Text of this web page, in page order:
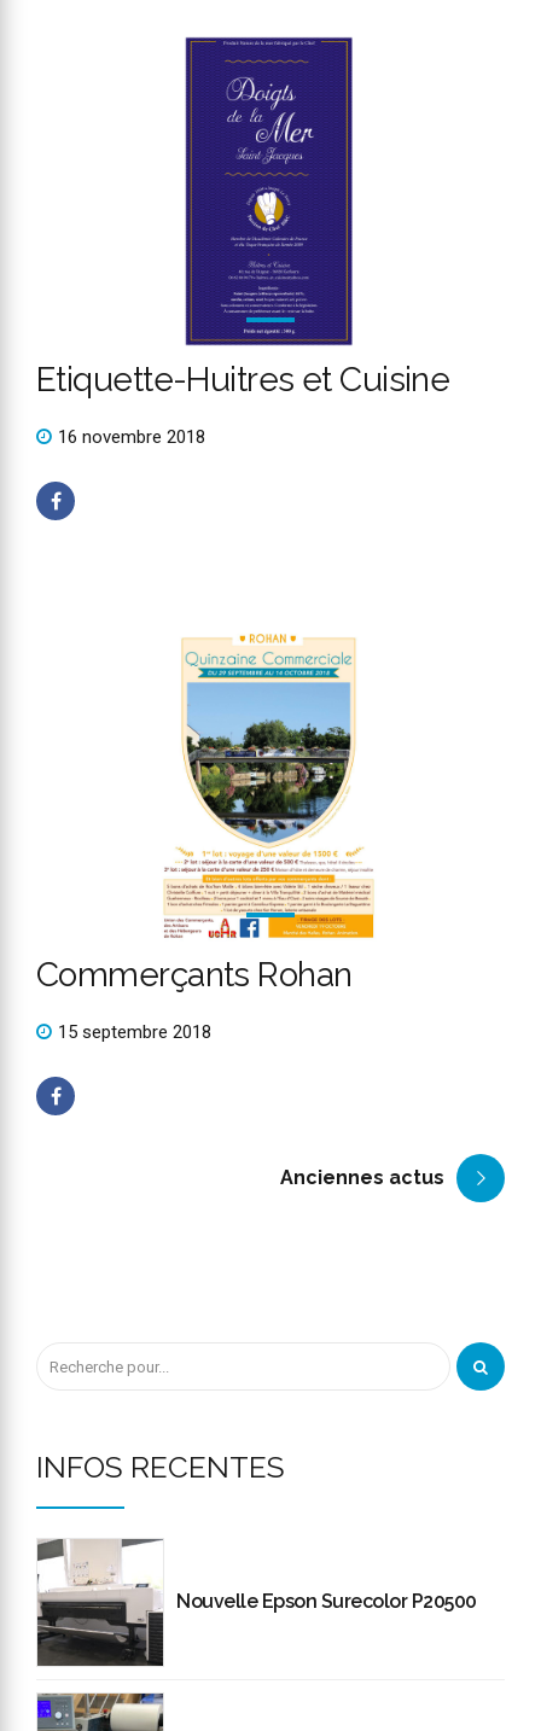
Etiquette-Huitres et Cuisine
16 novembre 2018
Commerçants Rohan
15 septembre 2018
Anciennes actus
INFOS RECENTES
Nouvelle Epson Surecolor P20500